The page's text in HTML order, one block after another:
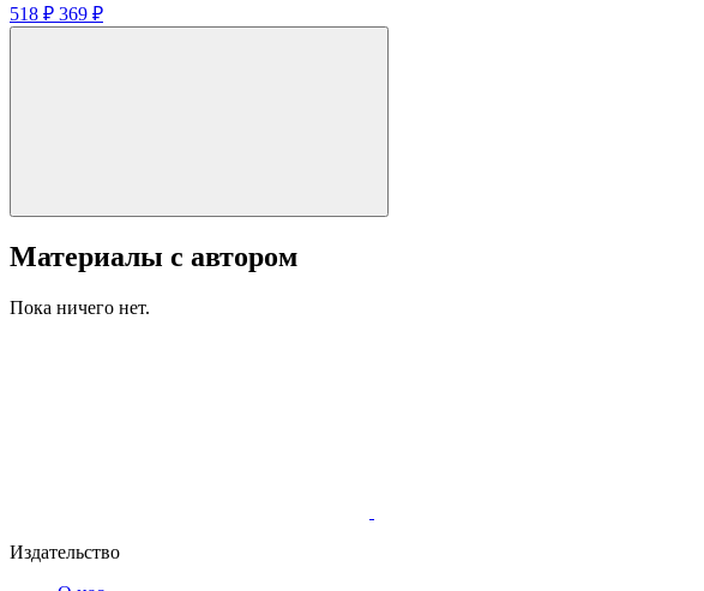
518 ₽ 369 ₽
Материалы с автором
Пока ничего нет.
Издательство